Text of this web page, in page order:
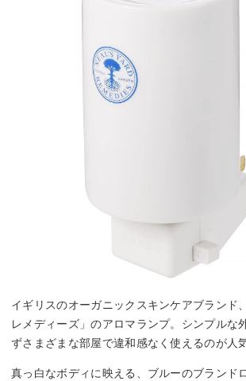
イギリスのオーガニックスキンケアブランド
レメディーズ」のアロマランプ。シンプルな
ずさまざまな部屋で違和感なく使えるのが人
真っ白なボディに映える、ブルーのブランド